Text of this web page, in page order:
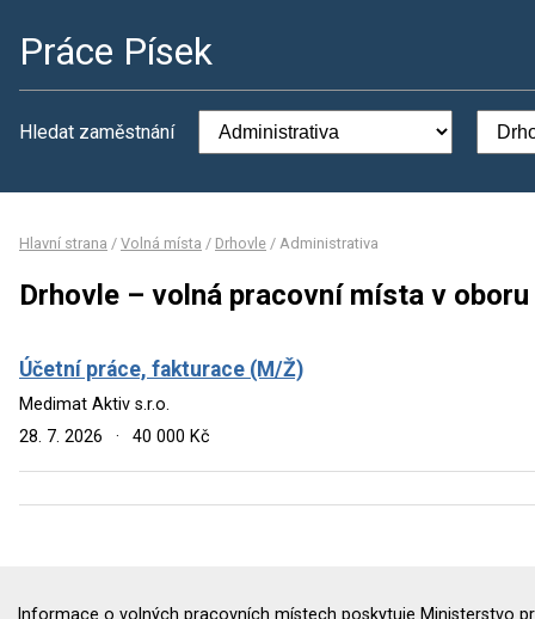
Práce Písek
Hledat zaměstnání
Hlavní strana / Volná místa / Drhovle / Administrativa
Drhovle – volná pracovní místa v
Účetní práce, fakturace (M/Ž)
Medimat Aktiv s.r.o.
28. 7. 2026
· 40 000 Kč
Informace o volných pracovních místech poskytuje Ministerstvo